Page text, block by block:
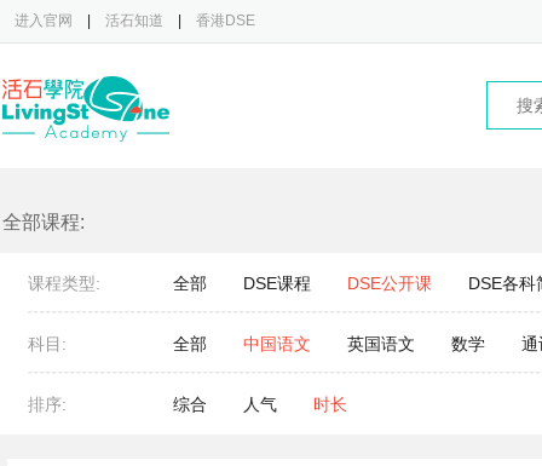
进入官网 活石知道 香港DSE
全部课程:
课程类型: 全部 DSE课程 DSE公开课 DSE各科
科目: 全部 中国语文 英国语文 数学 通
排序: 综合 人气 时长